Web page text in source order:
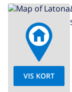
VIGTIGT
Villaen er helt
lukket og er
prisen for den
VIS KORT